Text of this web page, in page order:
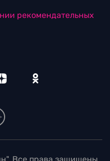
рекомендательных